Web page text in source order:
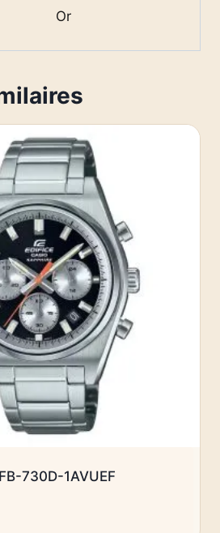
Or
730D-1AVUEF